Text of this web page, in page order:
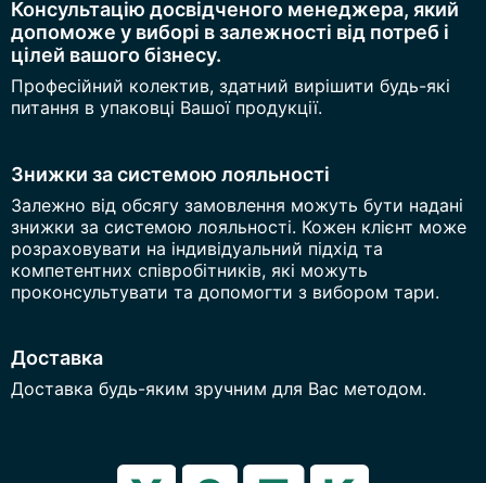
Консультацію досвідченого менеджера, який
допоможе у виборі в залежності від потреб і
цілей вашого бізнесу.
Професійний колектив, здатний вирішити будь-які
питання в упаковці Вашої продукції.
Знижки за системою лояльності
Залежно від обсягу замовлення можуть бути надані
знижки за системою лояльності. Кожен клієнт може
розраховувати на індивідуальний підхід та
компетентних співробітників, які можуть
проконсультувати та допомогти з вибором тари.
Доставка
Доставка будь-яким зручним для Вас методом.